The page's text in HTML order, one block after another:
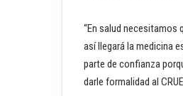
“En salud necesitamos
así llegará la medicina
parte de confianza
darle formalidad al